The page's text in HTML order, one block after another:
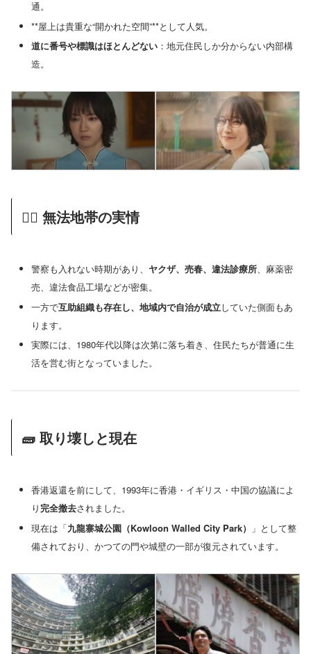
通。
**屋上は貴重な“開かれた空間”**として人気。
道に番号や標識はほとんどない：地元住民しか分からない内部構
造。
👮‍♂️ 無法地帯の実情
警察も入れない時期があり、 ヤクザ、売春、違法診療所、麻薬密
売、違法食品工場などが密集。
一方で互助組織も存在し、地域内で自治が成立していた側面もあ
ります。
実際には、1980年代以降は次第に落ち着き、住民たちが普通に生
活を営む街となっていました。
🧱 取り壊しと現在
香港返還を前にして、1993年に香港・イギリス・中国の協議によ
り完全撤去されました。
現在は「九龍寨城公園（Kowloon Walled City Park）
」として整
備されており、かつての門や城壁の一部が復元されています。